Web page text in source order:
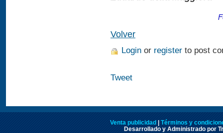
Volver
Login or register to post
Tweet
Venta publicidad | Términos y
Desarrollado y Administrado por